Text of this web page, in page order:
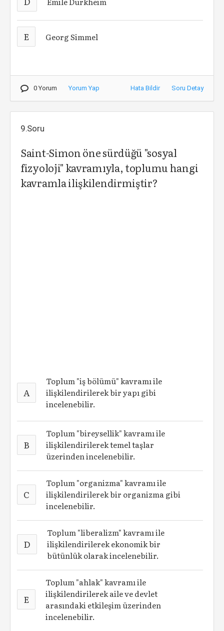
E Georg Simmel
0 Yorum Yorum Yap Hata Bildir Soru Detay
9.Soru
Saint-Simon öne sürdüğü "sosyal
fizyoloji" kavramıyla, toplumu hangi
kavramla ilişkilendirmiştir?
A
Toplum "iş bölümü" kavramı ile
ilişkilendirilerek bir yapı gibi
incelenebilir.
B
Toplum "bireysellik" kavramı ile
ilişkilendirilerek temel taşlar
üzerinden incelenebilir.
C
Toplum "organizma" kavramı ile
ilişkilendirilerek bir organizma gibi
incelenebilir.
D
Toplum "liberalizm" kavramı ile
ilişkilendirilerek ekonomik bir
bütünlük olarak incelenebilir.
E
Toplum "ahlak" kavramı ile
ilişkilendirilerek aile ve devlet
arasındaki etkileşim üzerinden
incelenebilir.